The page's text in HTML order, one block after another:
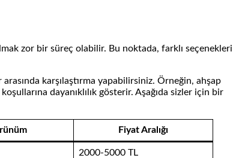
zor bir süreç olabilir. Bu noktada, farklı seçenekleri
karşılaştırma yapabilirsiniz. Örneğin, ahşap
dayanıklılık gösterir. Aşağıda sizler için bir
Fiyat Aralığı
2000-5000 TL